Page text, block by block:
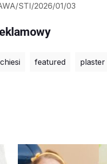
STI/2026/01/03
chiesi featured plaster